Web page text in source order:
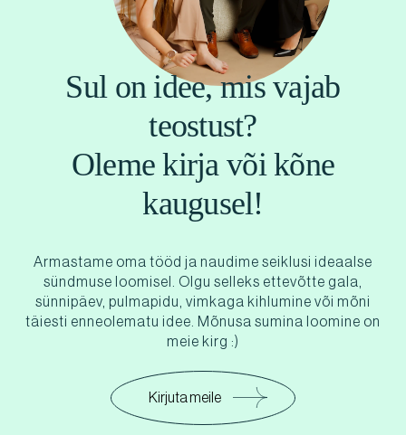
Sul on idee, mis vajab
teostust?
Oleme kirja või kõne
kaugusel!
Armastame oma tööd ja naudime seiklusi ideaalse
sündmuse loomisel. Olgu selleks ettevõtte gala,
sünnipäev, pulmapidu, vimkaga kihlumine või mõni
täiesti enneolematu idee. Mõnusa sumina loomine on
meie kirg :)
Kirjuta meile